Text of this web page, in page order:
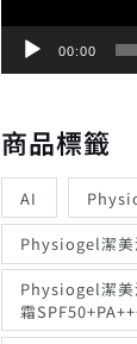
00:00
商品標籤
AI
Physiogel潔美
Physiogel潔美
霜